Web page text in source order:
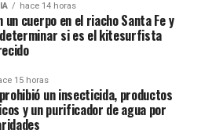
de
hace 14 horas
un cuerpo en el riacho Santa Fe y
si es el kitesurfista
15 horas
un insecticida, productos
y un purificador de agua por